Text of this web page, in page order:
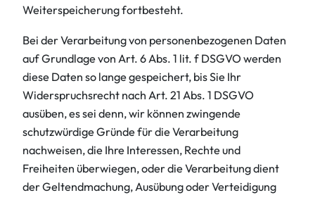
Weiterspeicherung fortbesteht.
Bei der Verarbeitung von personenbezogenen Daten
auf Grundlage von Art. 6 Abs. 1 lit. f DSGVO werden
diese Daten so lange gespeichert, bis Sie Ihr
Widerspruchsrecht nach Art. 21 Abs. 1 DSGVO
ausüben, es sei denn, wir können zwingende
schutzwürdige Gründe für die Verarbeitung
nachweisen, die Ihre Interessen, Rechte und
Freiheiten überwiegen, oder die Verarbeitung dient
der Geltendmachung, Ausübung oder Verteidigung